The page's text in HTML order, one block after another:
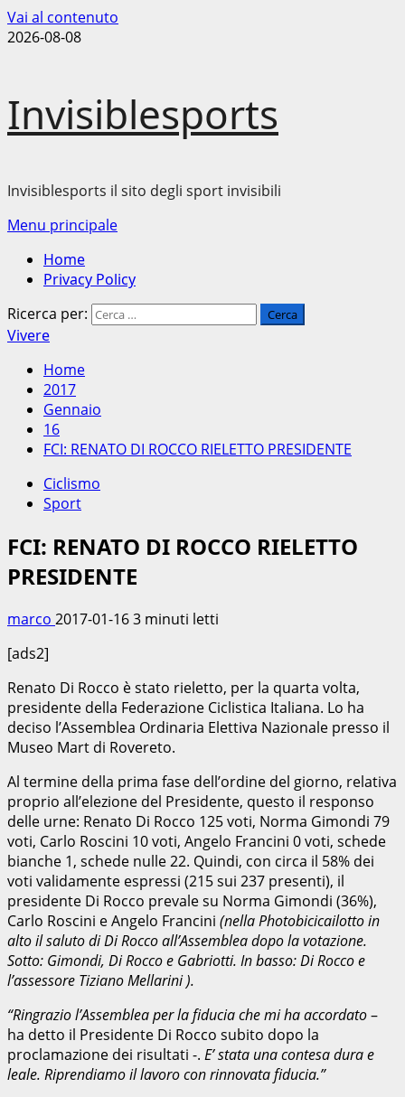
Vai al contenuto
2026-08-08
Invisiblesports
Invisiblesports il sito degli sport invisibili
Menu principale
Home
Privacy Policy
Ricerca per:
Vivere
Home
2017
Gennaio
16
FCI: RENATO DI ROCCO RIELETTO PRESIDENTE
Ciclismo
Sport
FCI: RENATO DI ROCCO RIELETTO
PRESIDENTE
marco 2017-01-163 minuti letti
[ads2]
Renato Di Rocco è stato rieletto, per la quarta volta,
presidente della Federazione Ciclistica Italiana. Lo ha
deciso l’Assemblea Ordinaria Elettiva Nazionale presso il
Museo Mart di Rovereto.
Al termine della prima fase dell’ordine del giorno, relativa
proprio all’elezione del Presidente, questo il responso
delle urne: Renato Di Rocco 125 voti, Norma Gimondi 79
voti, Carlo Roscini 10 voti, Angelo Francini 0 voti, schede
bianche 1, schede nulle 22. Quindi, con circa il 58% dei
voti validamente espressi (215 sui 237 presenti), il
presidente Di Rocco prevale su Norma Gimondi (36%),
Carlo Roscini e Angelo Francini (nella Photobicicailotto in
alto il saluto di Di Rocco all’Assemblea dopo la votazione.
Sotto: Gimondi, Di Rocco e Gabriotti. In basso: Di Rocco e
l’assessore Tiziano Mellarini ).
“Ringrazio l’Assemblea per la fiducia che mi ha accordato–
ha detto il Presidente Di Rocco subito dopo la
proclamazione dei risultati -. E’ stata una contesa dura e
leale. Riprendiamo il lavoro con rinnovata fiducia.”